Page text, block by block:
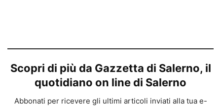
Scopri di più da Gazzetta di Salerno, il
quotidiano on line di Salerno
Abbonati per ricevere gli ultimi articoli inviati alla tua e-